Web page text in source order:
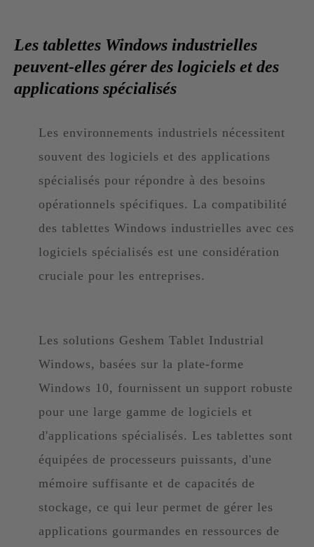
Les tablettes Windows industrielles
peuvent-elles gérer des logiciels et des
applications spécialisés
Les environnements industriels nécessitent
souvent des logiciels et des applications
spécialisés pour répondre à des besoins
opérationnels spécifiques. La compatibilité
des tablettes Windows industrielles avec ces
logiciels spécialisés est une considération
cruciale pour les entreprises.
Les solutions Geshem Tablet Industrial
Windows, basées sur la plate-forme
Windows 10, fournissent un support robuste
pour une large gamme de logiciels et
d'applications spécialisés. Les tablettes sont
équipées de processeurs puissants, d'une
mémoire suffisante et de capacités de
stockage, ce qui leur permet de gérer les
applications gourmandes en ressources de